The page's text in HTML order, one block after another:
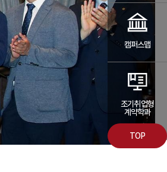
캠퍼스맵
조기취업형
계약학과
TOP